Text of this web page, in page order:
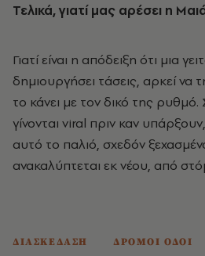
Τελικά, γιατί μας αρέσει η
Γιατί είναι η απόδειξη ότι μια
δημιουργήσει τάσεις, αρκεί να
το κάνει με τον δικό της
γίνονται viral πριν καν
αυτό το παλιό, σχεδόν
ανακαλύπτεται εκ νέου, από
ΔΙΑΣΚΕΔΑΣΗ ΔΡΟΜΟΙ ΟΔΟΙ